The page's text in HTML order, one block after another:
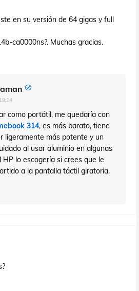
en su versión de 64 gigas y full
ca0000ns?. Muchas gracias.
como portátil, me quedaría con
314, es más barato, tiene
ligeramente más potente y un
al usar aluminio en algunas
HP lo escogería si crees que le
a la pantalla táctil giratoria.